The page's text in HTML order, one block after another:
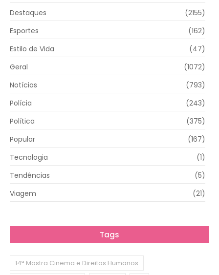
Destaques
(2155)
Esportes
(162)
Estilo de Vida
(47)
Geral
(1072)
Notícias
(793)
Polícia
(243)
Política
(375)
Popular
(167)
Tecnologia
(1)
Tendências
(5)
Viagem
(21)
Tags
14ª Mostra Cinema e Direitos Humanos